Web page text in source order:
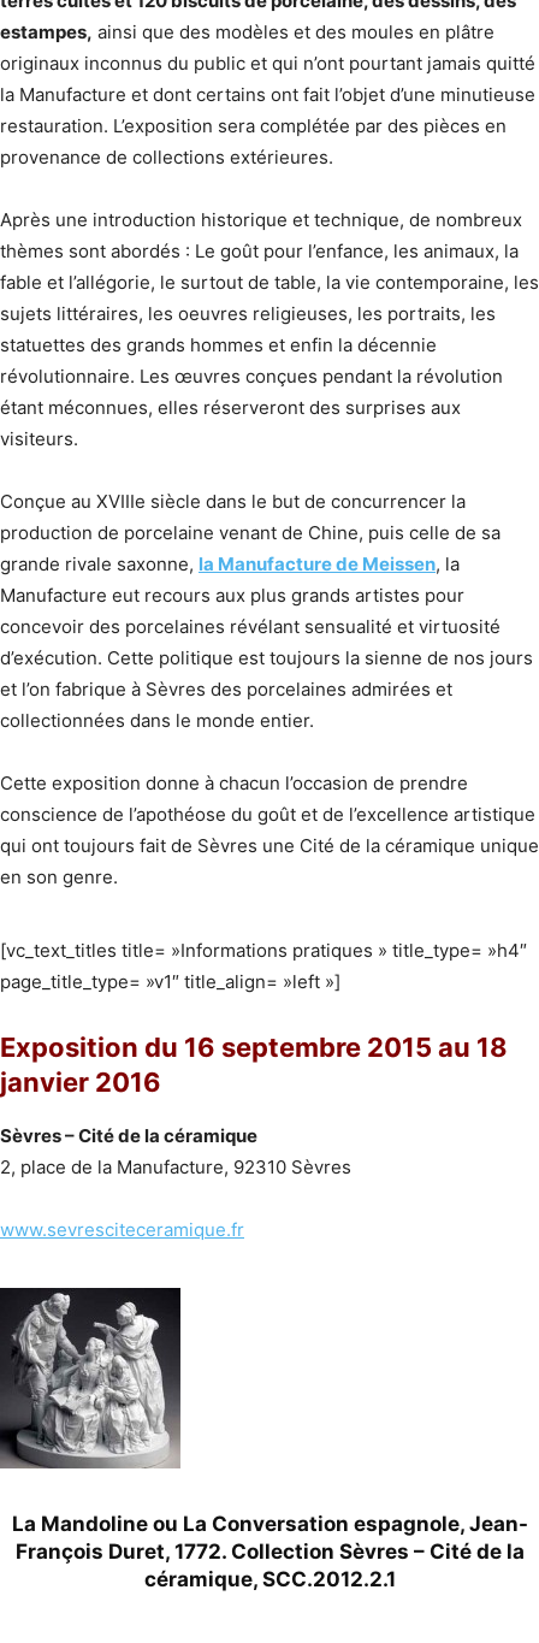
estampes, ainsi que des modèles et des moules en plâtre
originaux inconnus du public et qui n’ont pourtant jamais quitté
la Manufacture et dont certains ont fait l’objet d’une minutieuse
restauration. L’exposition sera complétée par des pièces en
provenance de collections extérieures.
Après une introduction historique et technique, de nombreux
thèmes sont abordés : Le goût pour l’enfance, les animaux, la
fable et l’allégorie, le surtout de table, la vie contemporaine, les
sujets littéraires, les oeuvres religieuses, les portraits, les
statuettes des grands hommes et enfin la décennie
révolutionnaire. Les œuvres conçues pendant la révolution
étant méconnues, elles réserveront des surprises aux
visiteurs.
Conçue au XVIIIe siècle dans le but de concurrencer la
production de porcelaine venant de Chine, puis celle de sa
grande rivale saxonne, la Manufacture de Meissen, la
Manufacture eut recours aux plus grands artistes pour
concevoir des porcelaines révélant sensualité et virtuosité
d’exécution. Cette politique est toujours la sienne de nos jours
et l’on fabrique à Sèvres des porcelaines admirées et
collectionnées dans le monde entier.
Cette exposition donne à chacun l’occasion de prendre
conscience de l’apothéose du goût et de l’excellence artistique
qui ont toujours fait de Sèvres une Cité de la céramique unique
en son genre.
[vc_text_titles title= »Informations pratiques » title_type= »h4″
page_title_type= »v1″ title_align= »left »]
Exposition du 16 septembre 2015 au 18
janvier 2016
Sèvres – Cité de la céramique
2, place de la Manufacture, 92310 Sèvres
www.sevresciteceramique.fr
La Mandoline ou La Conversation espagnole, Jean-
François Duret, 1772. Collection Sèvres – Cité de la
céramique, SCC.2012.2.1